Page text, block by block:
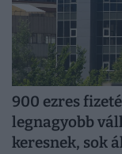
900 ezres
legnagyobb
keresnek, sok